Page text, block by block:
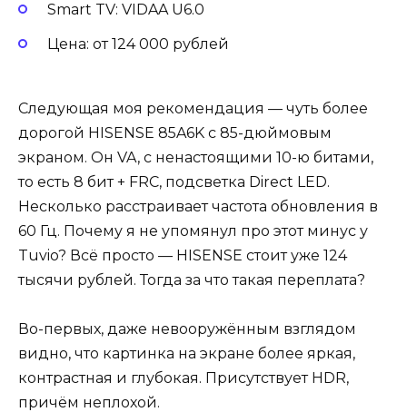
Smart TV: VIDAA U6.0
Цена: от 124 000 рублей
Следующая моя рекомендация — чуть более
дорогой HISENSE 85A6K с 85-дюймовым
экраном. Он VA, с ненастоящими 10-ю битами,
то есть 8 бит + FRC, подсветка Direct LED.
Несколько расстраивает частота обновления в
60 Гц. Почему я не упомянул про этот минус у
Tuvio? Всё просто — HISENSE стоит уже 124
тысячи рублей. Тогда за что такая переплата?
Во-первых, даже невооружённым взглядом
видно, что картинка на экране более яркая,
контрастная и глубокая. Присутствует HDR,
причём неплохой.